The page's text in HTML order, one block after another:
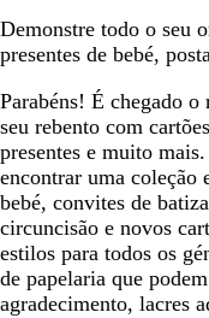
Demonstre todo o seu
presentes de bebé,
Parabéns! É chegado
seu rebento com
presentes e muito
encontrar uma coleção
bebé, convites de
circuncisão e novos
estilos para todos os
de papelaria que
agradecimento, lacres